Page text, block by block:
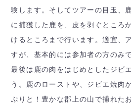
験します。そしてツアーの目玉、
に捕獲した鹿を、皮を剥ぐところ
けるところまで行います。適宜、
すが、基本的には参加者の方のみ
最後は鹿の肉をはじめとしたジビ
う。鹿のローストや、ジビエ焼肉
ぷりと！豊かな郡上の山で捕れた